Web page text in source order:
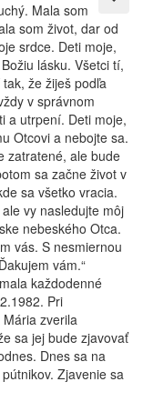
Mala som
som život, dar od
srdce. Deti moje,
lásku. Všetci tí,
že žiješ podľa
v správnom
a utrpení. Deti moje,
Otcovi a nebojte sa.
zatratené, ale bude
sa začne život v
sa všetko vracia.
vy nasledujte môj
nebeského Otca.
vás. S nesmiernou
vám.“
každodenné
Pri
zverila
sa jej bude zjavovať
Dnes sa na
Zjavenie sa